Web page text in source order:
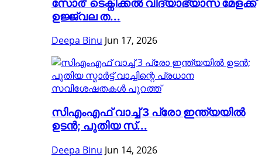
സോർ' ടെക്നിക്കൽ വിദ്യാഭ്യാസ മേളക്ക്
ഉജ്ജ്വല ത...
Deepa Binu Jun 17, 2026
സിഎംഎഫ് വാച്ച് 3 പ്രോ ഇന്ത്യയിൽ
ഉടൻ; പുതിയ സ്...
Deepa Binu Jun 14, 2026